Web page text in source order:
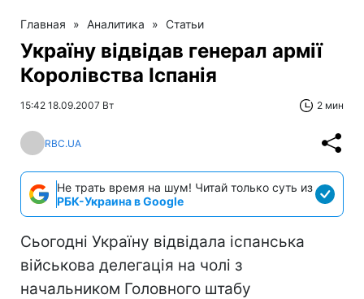
Главная » Аналитика » Статьи
Україну відвідав генерал армії
Королівства Іспанія
15:42 18.09.2007 Вт 2 мин
RBC.UA
Не трать время на шум! Читай только суть из
РБК-Украина в Google
Сьогодні Україну відвідала іспанська
військова делегація на чолі з
начальником Головного штабу